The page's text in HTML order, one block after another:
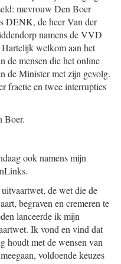
mevrouw Den Boer
DENK, de heer Van der
namens de VVD
Hartelijk welkom aan het
de mensen die het online
de Minister met zijn gevolg.
fractie en twee interrupties
Boer.
ook namens mijn
de wet die de
begraven en cremeren te
lanceerde ik mijn
Ik vond en vind dat
houdt met de wensen van
voldoende keuzes